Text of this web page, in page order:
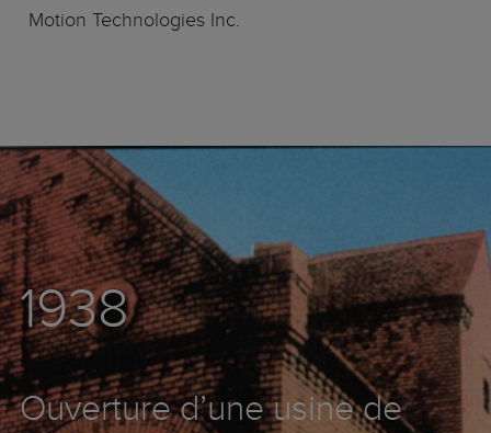
Motion Technologies Inc.
1938
Ouverture d’une usine de